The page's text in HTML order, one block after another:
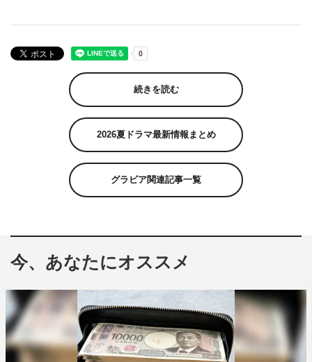
続きを読む
2026夏ドラマ最新情報まとめ
グラビア関連記事一覧
今、あなたにオススメ